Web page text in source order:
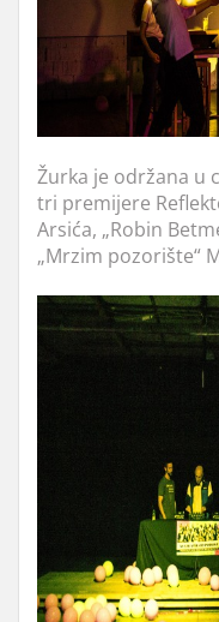
Žurka je održana u
tri premijere
Arsića, „Robin
„Mrzim pozorište“